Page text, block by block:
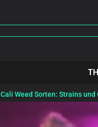
Cali Weed Sorten: Strains